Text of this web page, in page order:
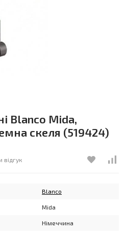
Blanco Mida,
скеля (519424)
відгук
Blanco
Mida
Німеччина